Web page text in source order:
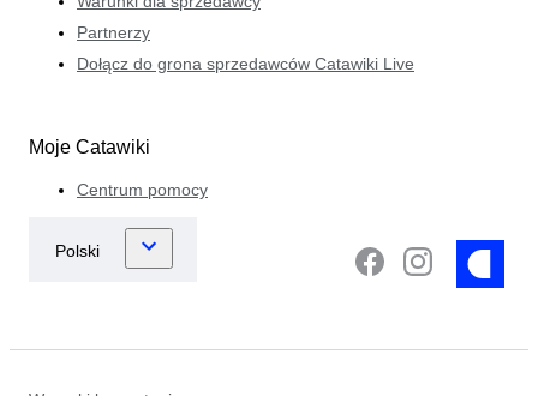
Partnerzy
Dołącz do grona sprzedawców Catawiki Live
Moje Catawiki
Centrum pomocy